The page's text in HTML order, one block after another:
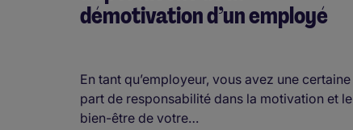
démotivation d’un employé
En tant qu’employeur, vous avez une certaine
part de responsabilité dans la motivation et le
bien-être de votre…